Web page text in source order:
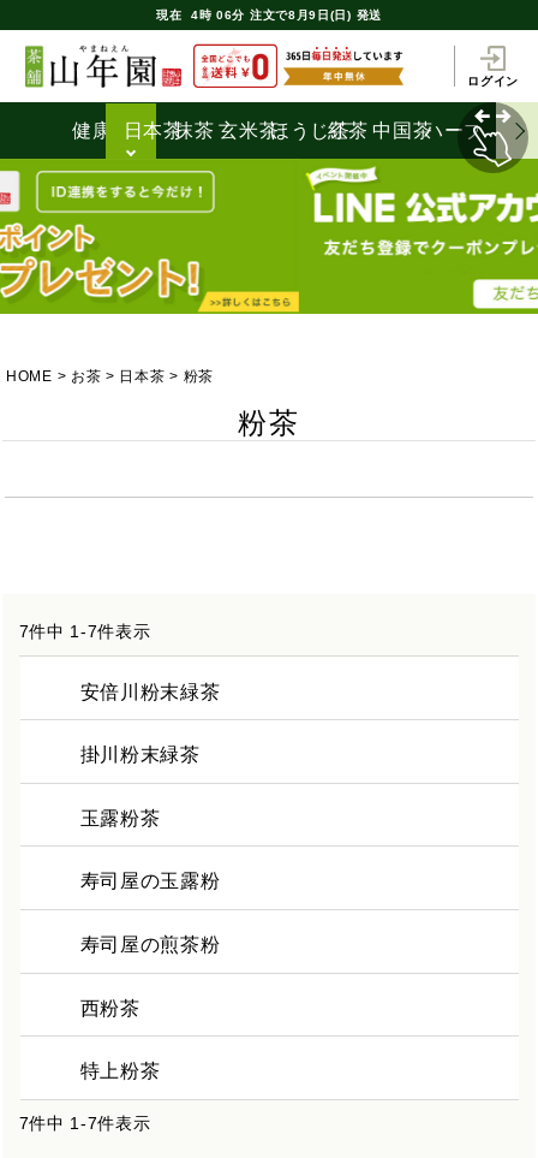
現在 4時 06分 注文で8月9日(日) 発送
ログイン
健康茶日本茶抹茶 玄米茶ほうじ茶
紅茶 中国茶ハーブティ
HOME お茶 日本茶 粉茶
粉茶
7件中 1-7件表示
安倍川粉末緑茶
掛川粉末緑茶
玉露粉茶
寿司屋の玉露粉
寿司屋の煎茶粉
西粉茶
特上粉茶
7件中 1-7件表示